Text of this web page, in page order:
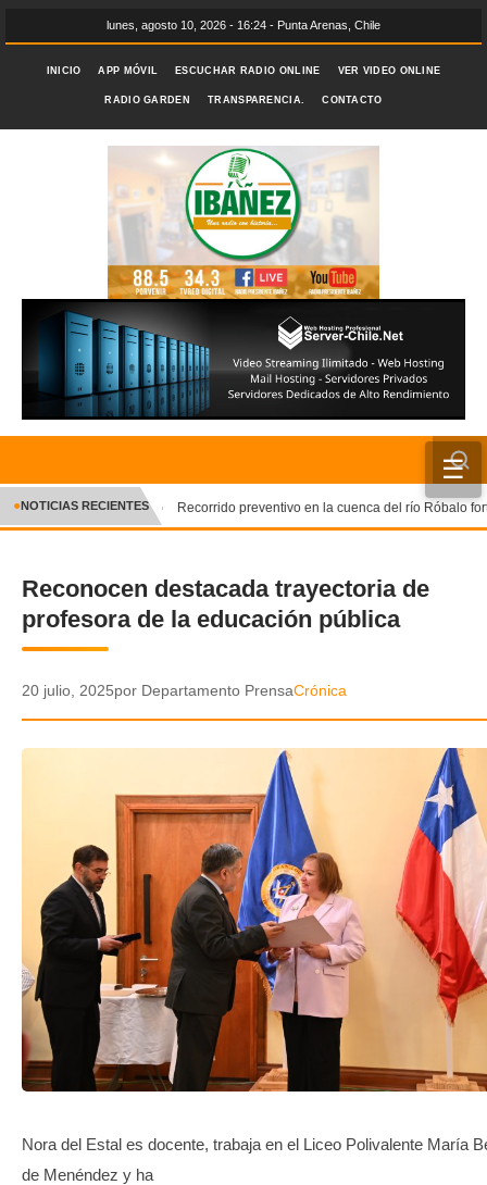
lunes, agosto 10, 2026 - 16:24 - Punta Arenas, Chile
INICIO APP MÓVIL ESCUCHAR RADIO ONLINE VER VIDEO ONLINE
RADIO GARDEN TRANSPARENCIA. CONTACTO
☰
INICIO
CRÓNICA
DEPORTES
ENTRETENIMIENTO Y CULTURA
POLICIAL
AUDIOS
VIDEOS
GALERIA DE FOTOS
APP MÓVIL
TRANSPARENCIA
✕
●NOTICIAS RECIENTES Recorrido preventivo en la cuenca del río Róbalo
Reconocen destacada trayectoria de
profesora de la educación pública
20 julio, 2025por Departamento PrensaCrónica
Nora del Estal es docente, trabaja en el Liceo Polivalente María
de Menéndez y ha